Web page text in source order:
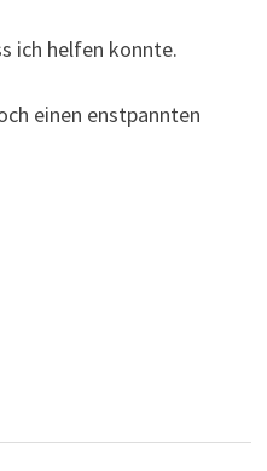
ich helfen konnte.
einen enstpannten